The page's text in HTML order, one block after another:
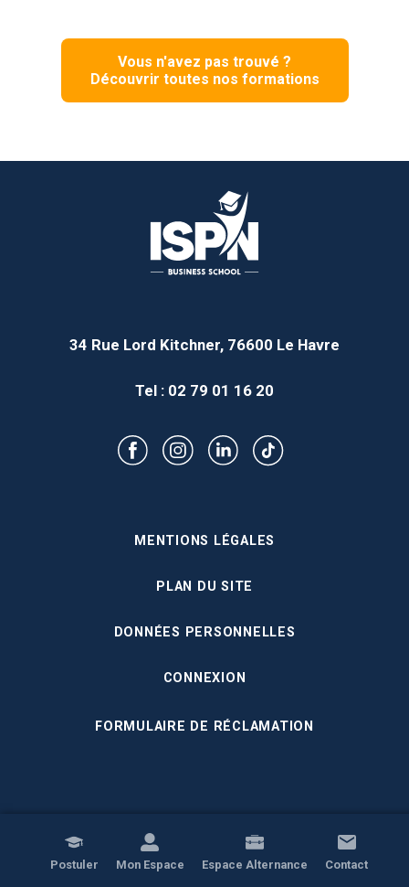
Postuler Mon Espace Espace Alternance Contact
Vous n'avez pas trouvé ?
Découvrir toutes nos formations
34 Rue Lord Kitchner, 76600 Le Havre
Tel : 02 79 01 16 20
MENTIONS LÉGALES
PLAN DU SITE
DONNÉES PERSONNELLES
CONNEXION
FORMULAIRE DE RÉCLAMATION